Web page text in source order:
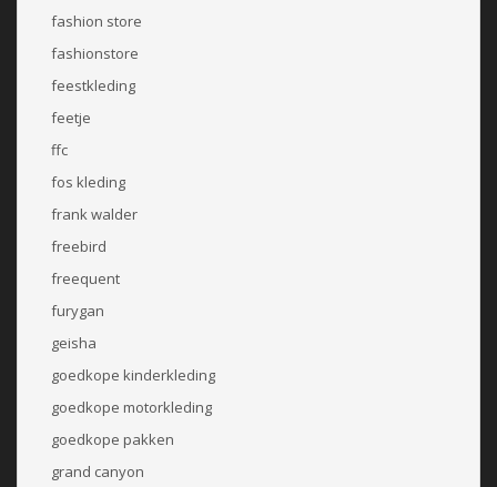
fashion store
fashionstore
feestkleding
feetje
ffc
fos kleding
frank walder
freebird
freequent
furygan
geisha
goedkope kinderkleding
goedkope motorkleding
goedkope pakken
grand canyon